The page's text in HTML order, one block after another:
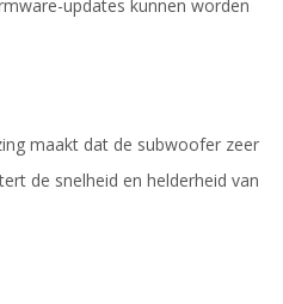
updates kunnen worden
maakt dat de subwoofer zeer
de snelheid en helderheid van